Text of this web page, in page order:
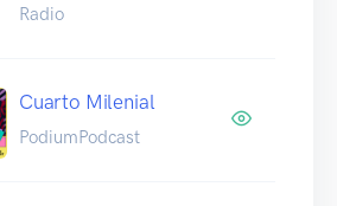
Radio
Cuarto Milenial
PodiumPodcast